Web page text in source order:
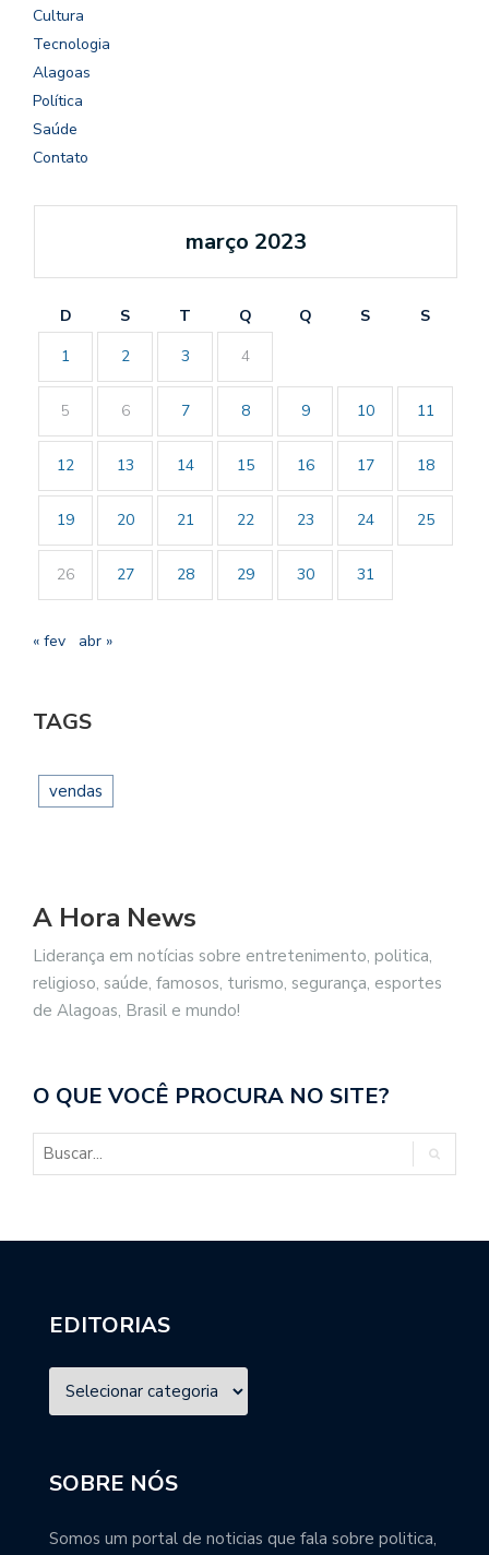
Cultura
Tecnologia
Alagoas
Política
Saúde
Contato
março 2023
D S T Q Q S
S
1
2 3 4
5 6 7 8 9 10 11
12 13 14 15 16 17 18
19 20 21 22 23 24 25
26 27 28 29 30 31
« fev abr »
TAGS
vendas
A Hora News
Liderança em notícias sobre entretenimento, politica,
religioso, saúde, famosos, turismo, segurança, esportes
de Alagoas, Brasil e mundo!
O QUE VOCÊ PROCURA NO SITE?
EDITORIAS
SOBRE NÓS
Somos um portal de noticias que fala sobre politica,